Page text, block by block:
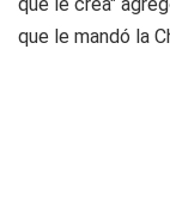
que le mandó la